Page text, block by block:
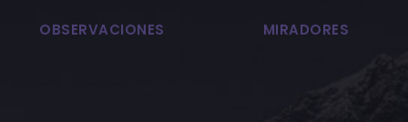
OBSERVACIONES MIRADORES